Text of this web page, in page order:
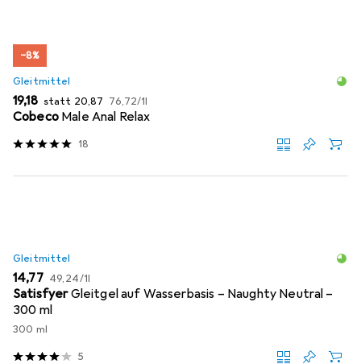
−8%
Gleitmittel
EUR
19,18 statt EUR
20,87 EUR
76,72/1l
Cobeco Male Anal Relax
18
Gleitmittel
EUR
14,77 EUR
49,24/1l
SatisfyerGleitgel auf Wasserbasis – Naughty Neutral –
300 ml
300 ml
5